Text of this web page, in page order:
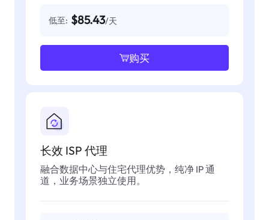
低至: $85.43/天
购买
长效 ISP 代理
融合数据中心与住宅代理优势，纯净 IP 通
道，业务场景独立使用。